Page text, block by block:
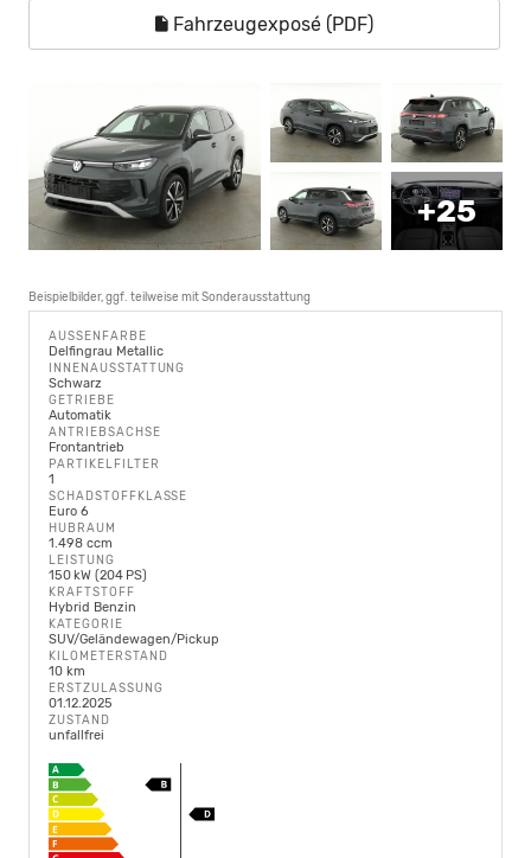
Fahrzeugexposé (PDF)
+25
Beispielbilder, ggf. teilweise mit Sonderausstattung
AUSSENFARBE
Delfingrau Metallic
INNENAUSSTATTUNG
Schwarz
GETRIEBE
Automatik
ANTRIEBSACHSE
Frontantrieb
PARTIKELFILTER
1
SCHADSTOFFKLASSE
Euro 6
HUBRAUM
1.498 ccm
LEISTUNG
150 kW (204 PS)
KRAFTSTOFF
Hybrid Benzin
KATEGORIE
SUV/Geländewagen/Pickup
KILOMETERSTAND
10 km
ERSTZULASSUNG
01.12.2025
ZUSTAND
unfallfrei